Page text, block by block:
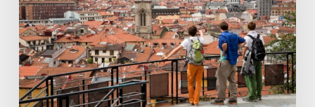
donde
más
pisos
se
venden
en